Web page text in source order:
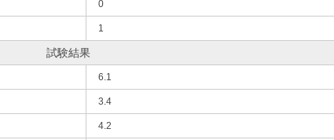
0
1
試験結果
6.1
3.4
4.2